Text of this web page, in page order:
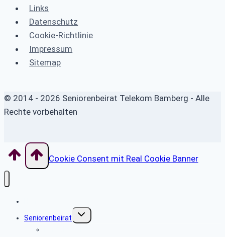
Links
Datenschutz
Cookie-Richtlinie
Impressum
Sitemap
© 2014 - 2026 Seniorenbeirat Telekom Bamberg - Alle
Rechte vorbehalten
Cookie Consent mit Real Cookie Banner
Seniorenbeirat
Untermenü
umschalten